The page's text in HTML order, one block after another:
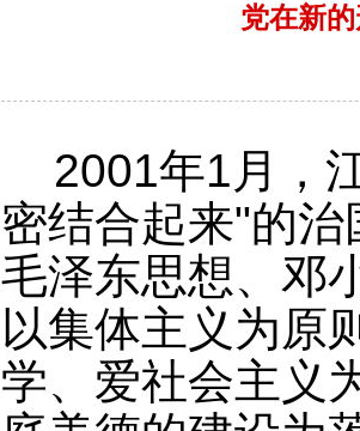
党在新
2001年1月，
密结合起来"的
毛泽东思想、邓
以集体主义 为原
学、爱社会主义